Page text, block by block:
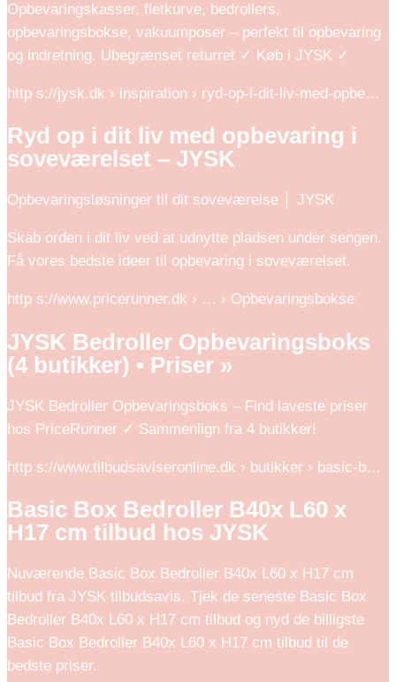
Opbevaringskasser, fletkurve, bedrollers,
opbevaringsbokse, vakuumposer – perfekt til opbevaring
og indretning. Ubegrænset returret ✓ Køb i JYSK ✓
http s://jysk.dk › inspiration › ryd-op-i-dit-liv-med-opbe…
Ryd op i dit liv med opbevaring i
soveværelset – JYSK
Opbevaringsløsninger til dit soveværelse │ JYSK
Skab orden i dit liv ved at udnytte pladsen under sengen.
Få vores bedste ideer til opbevaring i soveværelset.
http s://www.pricerunner.dk › … › Opbevaringsbokse
JYSK Bedroller Opbevaringsboks
(4 butikker) • Priser »
JYSK Bedroller Opbevaringsboks – Find laveste priser
hos PriceRunner ✓ Sammenlign fra 4 butikker!
http s://www.tilbudsaviseronline.dk › butikker › basic-b…
Basic Box Bedroller B40x L60 x
H17 cm tilbud hos JYSK
Nuværende Basic Box Bedroller B40x L60 x H17 cm
tilbud fra JYSK tilbudsavis. Tjek de seneste Basic Box
Bedroller B40x L60 x H17 cm tilbud og nyd de billigste
Basic Box Bedroller B40x L60 x H17 cm tilbud til de
bedste priser.